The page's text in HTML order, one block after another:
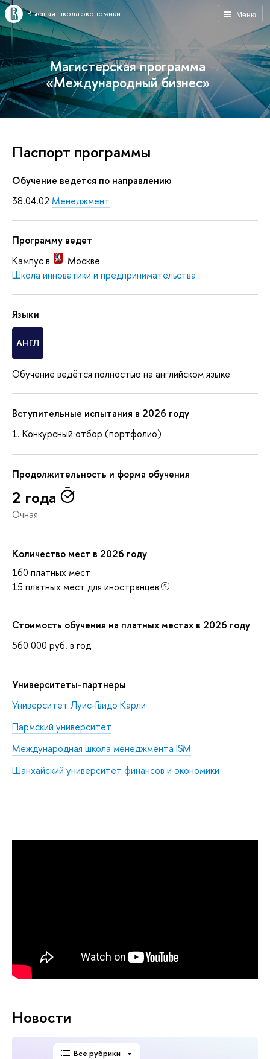
Меню
Высшая школа экономики
Магистерская программа
«Международный бизнес»
Паспорт программы
Обучение ведется по направлению
38.04.02 Менеджмент
Программу ведет
Кампус в
Москве
Школа инноватики и предпринимательства
Языки
АНГЛ
Обучение ведётся полностью на английском языке
Вступительные испытания в 2026 году
Конкурсный отбор (портфолио)
Продолжительность и форма обучения
2 года
Очная
Количество мест в 2026 году
160 платных мест
15 платных мест для иностранцев
Стоимость обучения на платных местах в 2026 году
560 000 руб. в год
Университеты-партнеры
Университет Луис-Гвидо Карли
Пармский университет
Международная школа менеджмента ISM
Шанхайский университет финансов и экономики
Новости
Все рубрики